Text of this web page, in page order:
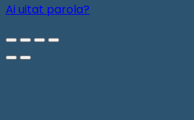
Ai uitat parola?